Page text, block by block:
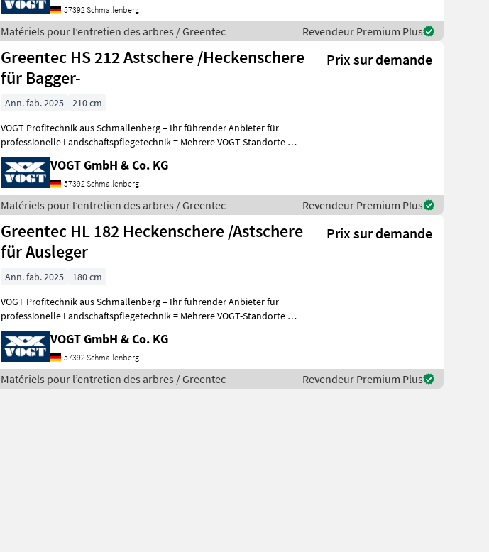
57392 Schmallenberg
Matériels pour l’entretien des arbres / Greentec Revendeur Premium Plus
Greentec HS 212 Astschere /Heckenschere
für Bagger-
Prix sur demande
Ann. fab. 2025
210 cm
VOGT Profitechnik aus Schmallenberg – Ihr führender Anbieter für
professionelle Landschaftspflegetechnik = Mehrere VOGT-Standorte +
100 Servicepartner in Deutsch
VOGT GmbH & Co. KG
57392 Schmallenberg
Matériels pour l’entretien des arbres / Greentec Revendeur Premium Plus
Greentec HL 182 Heckenschere /Astschere
für Ausleger
Prix sur demande
Ann. fab. 2025
180 cm
VOGT Profitechnik aus Schmallenberg – Ihr führender Anbieter für
professionelle Landschaftspflegetechnik = Mehrere VOGT-Standorte +
100 Servicepartner in Deutsch
VOGT GmbH & Co. KG
57392 Schmallenberg
Matériels pour l’entretien des arbres / Greentec Revendeur Premium Plus